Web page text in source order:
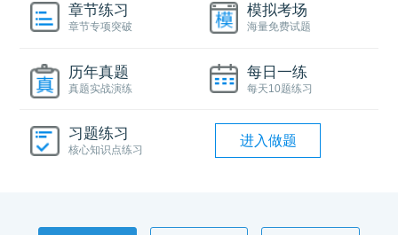
章节练习
章节专项突破
模拟考场
海量免费试题
历年真题
真题实战演练
每日一练
每天10题练习
习题练习
核心知识点练习
进入做题